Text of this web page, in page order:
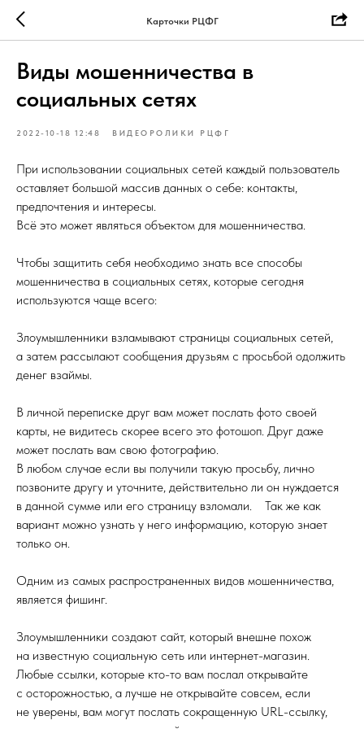
Карточки РЦФГ
Виды мошенничества в
социальных сетях
2022-10-18 12:48 ВИДЕОРОЛИКИ РЦФГ
При использовании социальных сетей каждый пользователь
оставляет большой массив данных о себе: контакты,
предпочтения и интересы.
Всё это может являться объектом для мошенничества.
Чтобы защитить себя необходимо знать все способы
мошенничества в социальных сетях, которые сегодня
используются чаще всего:
Злоумышленники взламывают страницы социальных сетей,
а затем рассылают сообщения друзьям с просьбой одолжить
денег взаймы.
В личной переписке друг вам может послать фото своей
карты, не видитесь скорее всего это фотошоп. Друг даже
может послать вам свою фотографию.
В любом случае если вы получили такую просьбу, лично
позвоните другу и уточните, действительно ли он нуждается
в данной сумме или его страницу взломали.
Так же как
вариант можно узнать у него информацию, которую знает
только он.
Одним из самых распространенных видов мошенничества,
является фишинг.
Злоумышленники создают сайт, который внешне похож
на известную социальную сеть или интернет-магазин.
Любые ссылки, которые кто-то вам послал открывайте
с осторожностью, а лучше не открывайте совсем, если
не уверены, вам могут послать сокращенную URL-ссылку,